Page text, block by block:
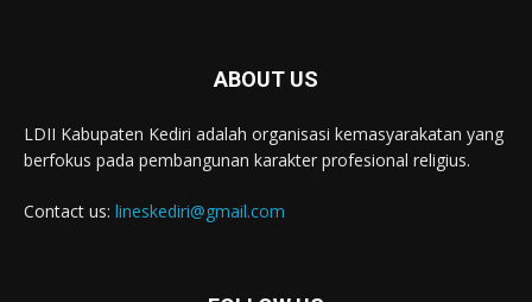
ABOUT US
LDII Kabupaten Kediri adalah organisasi kemasyarakatan yang
berfokus pada pembangunan karakter profesional religius.
Contact us: lineskediri@gmail.com